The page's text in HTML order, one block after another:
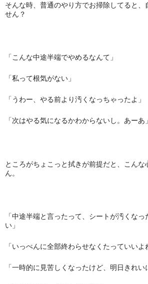
そんな時、普通のやり方でお掃除してると、
せん？
「こんな中途半端でやめるなんて」
「私って根気がない」
「うわー、やる前より汚くなっちゃったよ」
「次はやる気になるかわからないし。あーあ」
ところがちょこっと拭きが前提だと、こん
ん。
「中途半端と言ったって、シートが汚くな
い」
「いっぺんに全部終わらせなくたっていいよ
「一時的に見苦しくなったけど、明日きれい